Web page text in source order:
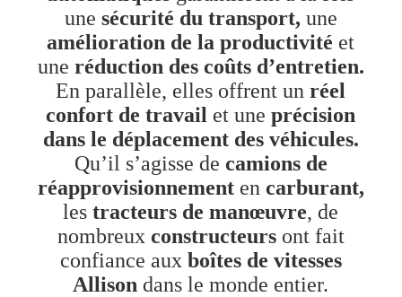
une sécurité du transport, une
amélioration de la productivité et
une réduction des coûts d’entretien.
En parallèle, elles offrent unréel
confort de travail et uneprécision
dans le déplacement des véhicules.
Qu’il s’agisse de camions de
réapprovisionnementen carburant,
lestracteurs de manœuvre, de
nombreux constructeursont fait
confiance aux boîtes de vitesses
Allison dans le monde entier.